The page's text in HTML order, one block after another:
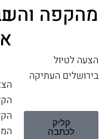
מהקפה
הצעה לטיול
בירושלים העתיקה
קליק
לכתבה